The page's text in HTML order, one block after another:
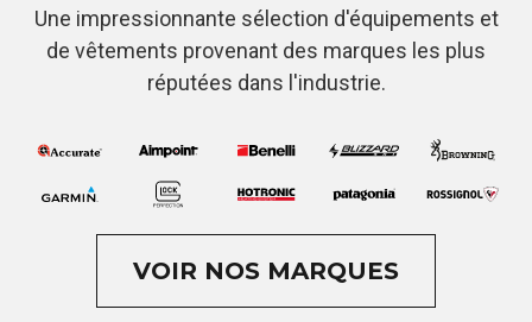
Une impressionnante sélection d'équipements et
de vêtements provenant des marques les plus
réputées dans l'industrie.
VOIR NOS MARQUES